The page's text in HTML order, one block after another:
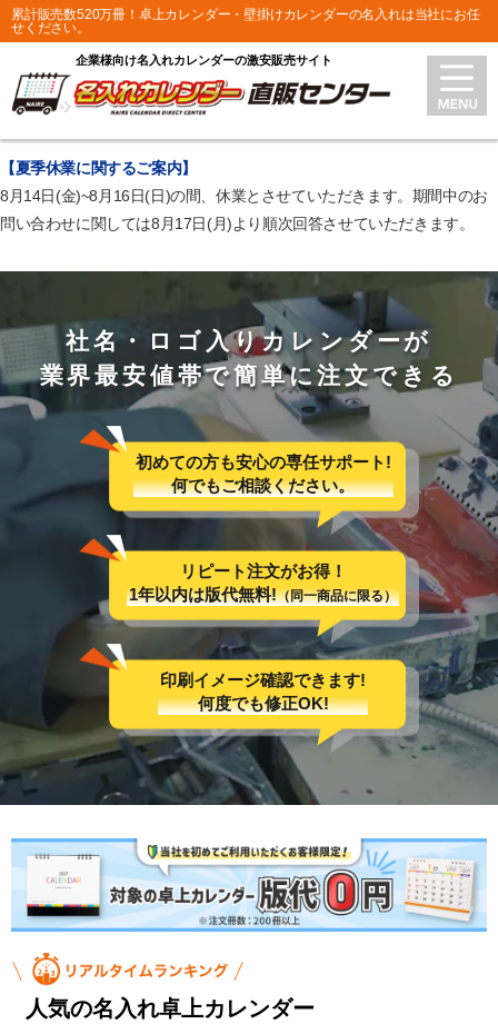
累計販売数520万冊！卓上カレンダー・壁掛けカレンダーの名入れは当社にお任
せください。
企業様向け名入れカレンダーの激安販売サイト
【夏季休業に関するご案内】
8月14日(金)~8月16日(日)の間、休業とさせていただきます。期間中のお
問い合わせに関しては8月17日(月)より順次回答させていただきます。
社名・ロゴ入りカレンダーが
業界最安値帯で簡単に注文できる
初めての方も安心の専任サポート!
何でもご相談ください。
リピート注文がお得！
1年以内は版代無料!（同一商品に限る）
印刷イメージ確認できます!
何度でも修正OK!
人気の名入れ卓上カレンダー